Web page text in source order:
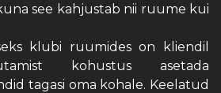
see kahjustab nii ruume kui
klubi ruumides on kliendil
kohustus asetada
tagasi oma kohale. Keelatud